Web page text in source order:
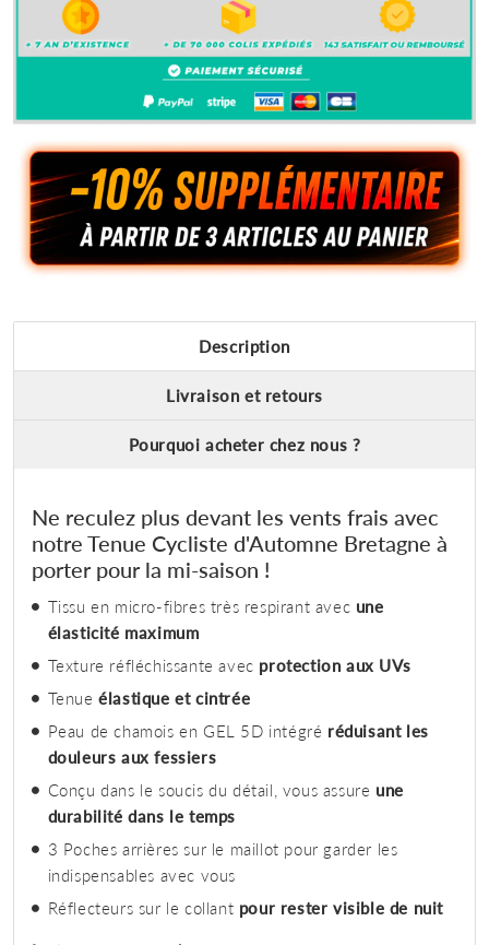
Description
Livraison et retours
Pourquoi acheter chez nous ?
Ne reculez plus devant les vents frais avec
notre Tenue Cycliste d'Automne Bretagne à
porter pour la mi-saison !
Tissu en micro-fibres très respirant avec une
élasticité maximum
Texture réfléchissante avec protection aux UVs
Tenue élastique et cintrée
Peau de chamois en GEL 5D intégré réduisant les
douleurs aux fessiers
Conçu dans le soucis du détail, vous assure une
durabilité dans le temps
3 Poches arrières sur le maillot pour garder les
indispensables avec vous
Réflecteurs sur le collant pour rester visible de nuit